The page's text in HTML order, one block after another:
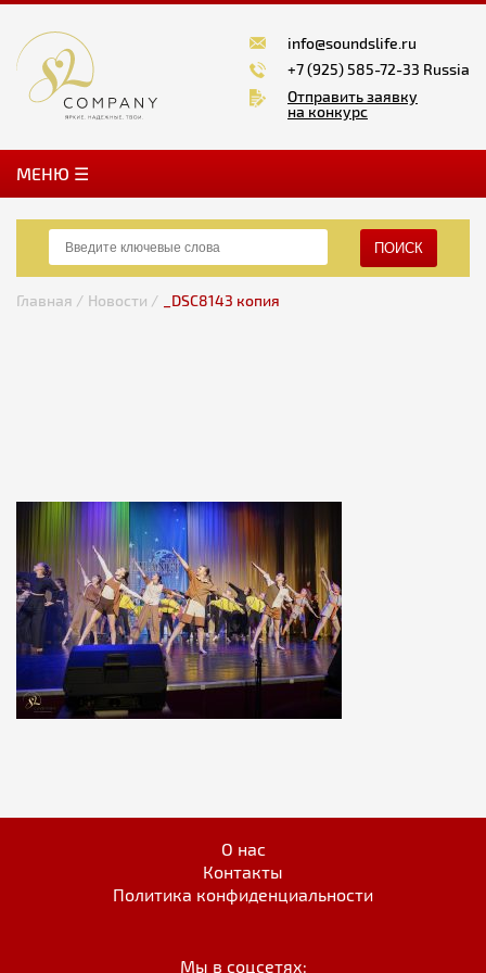
info@soundslife.ru
+7 (925) 585-72-33 Russia
Отправить заявку
на конкурс
MЕНЮ ☰
ПОИСК
Главная / Новости / _DSC8143 копия
О нас
Контакты
Политика конфиденциальности
Мы в соцсетях: